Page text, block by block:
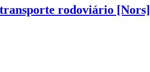
transporte rodoviário [Nors]